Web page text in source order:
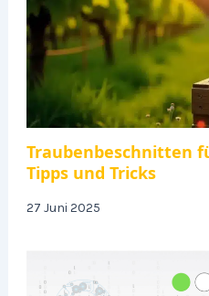
Traubenbeschnitten
Tipps und Tricks
27 Juni 2025